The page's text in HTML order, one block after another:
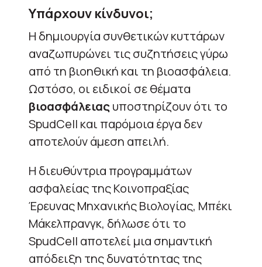
Υπάρχουν κίνδυνοι;
Η δημιουργία συνθετικών κυττάρων
αναζωπυρώνει τις συζητήσεις γύρω
από τη βιοηθική και τη βιοασφάλεια.
Ωστόσο, οι ειδικοί σε θέματα
βιοασφάλειαςυποστηρίζουν ότι το
SpudCell και παρόμοια έργα δεν
αποτελούν άμεση απειλή.
Η διευθύντρια προγραμμάτων
ασφαλείας της Κοινοπραξίας
Έρευνας Μηχανικής Βιολογίας, Μπέκι
Μάκελπρανγκ, δήλωσε ότι το
SpudCell αποτελεί μια σημαντική
απόδειξη της δυνατότητας της